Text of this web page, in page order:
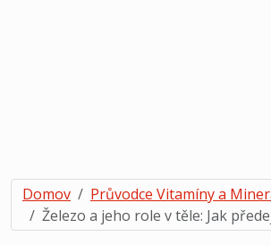
Domov
Průvodce Vitamíny a
Železo a jeho role v těle: Jak